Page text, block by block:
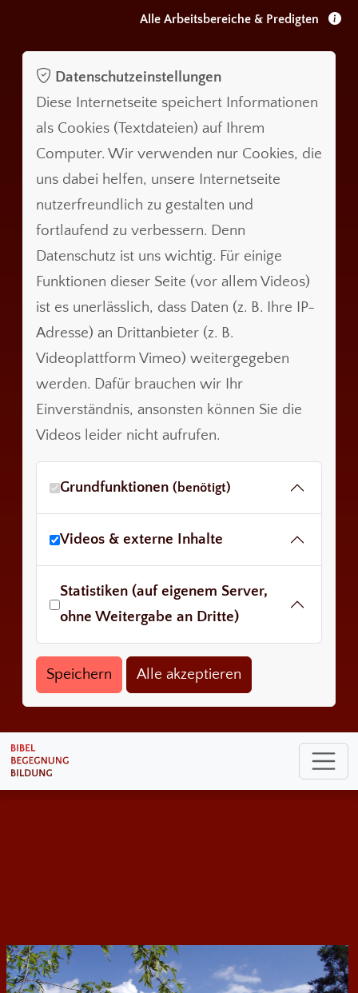
Alle Arbeitsbereiche & Predigten
Datenschutzeinstellungen
Diese Internetseite speichert Informationen
als Cookies (Textdateien) auf Ihrem
Computer. Wir verwenden nur Cookies, die
uns dabei helfen, unsere Internetseite
nutzerfreundlich zu gestalten und
fortlaufend zu verbessern. Denn
Datenschutz ist uns wichtig. Für einige
Funktionen dieser Seite (vor allem Videos)
ist es unerlässlich, dass Daten (z. B. Ihre IP-
Adresse) an Drittanbieter (z. B.
Videoplattform Vimeo) weitergegeben
werden. Dafür brauchen wir Ihr
Einverständnis, ansonsten können Sie die
Videos leider nicht aufrufen.
Grundfunktionen (benötigt)
Videos & externe Inhalte
Statistiken (auf eigenem Server,
ohne Weitergabe an Dritte)